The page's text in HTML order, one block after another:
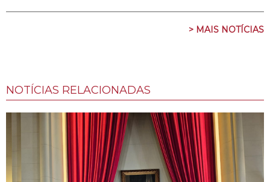
> MAIS NOTÍCIAS
NOTÍCIAS RELACIONADAS